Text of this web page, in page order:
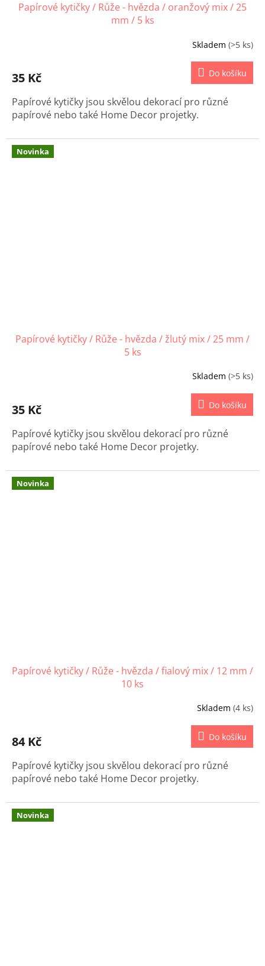
Papírové kytičky / Růže - hvězda / oranžový mix / 25
mm / 5 ks
Skladem (>5 ks)
35 Kč Do košíku
Papírové kytičky jsou skvělou dekorací pro různé
papírové nebo také Home Decor projetky.
Novinka
Papírové kytičky / Růže - hvězda / žlutý mix / 25 mm /
5 ks
Skladem (>5 ks)
35 Kč Do košíku
Papírové kytičky jsou skvělou dekorací pro různé
papírové nebo také Home Decor projetky.
Novinka
Papírové kytičky / Růže - hvězda / fialový mix / 12 mm /
10 ks
Skladem (4 ks)
84 Kč Do košíku
Papírové kytičky jsou skvělou dekorací pro různé
papírové nebo také Home Decor projetky.
Novinka